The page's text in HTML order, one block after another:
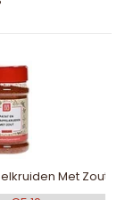
Met Zout